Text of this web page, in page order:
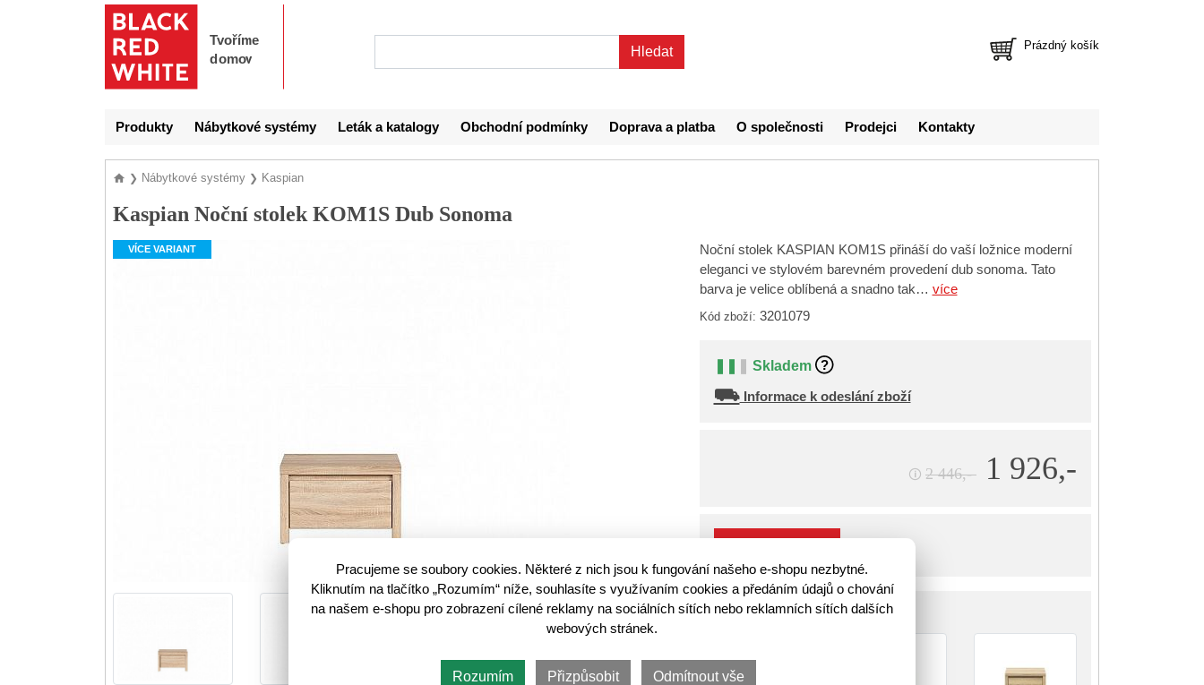
Prázdný košík
Produkty Nábytkové systémy Leták a katalogy Obchodní podmínky Doprava a platba O společnosti Prodejci Kontakty
❯ Nábytkové systémy ❯ Kaspian
Kaspian Noční stolek KOM1S Dub Sonoma
VÍCE VARIANT
Noční stolek KASPIAN KOM1S přináší do vaší ložnice moderní
eleganci ve stylovém barevném provedení dub sonoma. Tato
barva je velice oblíbená a snadno tak… více
Kód zboží: 3201079
❚❚ Skladem
⛟Informace k odeslání zboží
🛈 2 446,- 1 926,-
Další varianty
Pracujeme se soubory cookies. Některé z nich jsou k fungování našeho e-shopu nezbytné.
Kliknutím na tlačítko „Rozumím“ níže, souhlasíte s využívaním cookies a předáním údajů o chování
na našem e-shopu pro zobrazení cílené reklamy na sociálních sítích nebo reklamních sítích dalších
webových stránek.
Rozumím Přizpůsobit Odmítnout vše